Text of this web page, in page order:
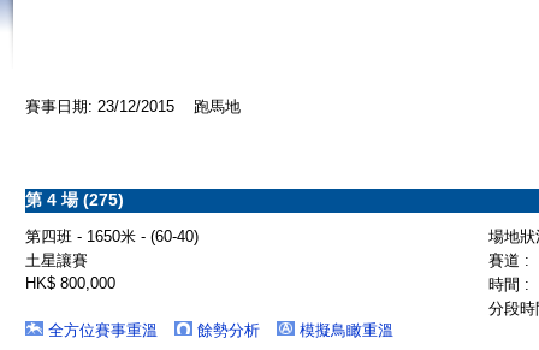
賽事日期: 23/12/2015 跑馬地
第 4 場 (275)
第四班 - 1650米 - (60-40)
場地
土星讓賽
賽道 :
HK$ 800,000
時間 :
分段
全方位賽事重溫
餘勢分析 模擬鳥瞰重溫